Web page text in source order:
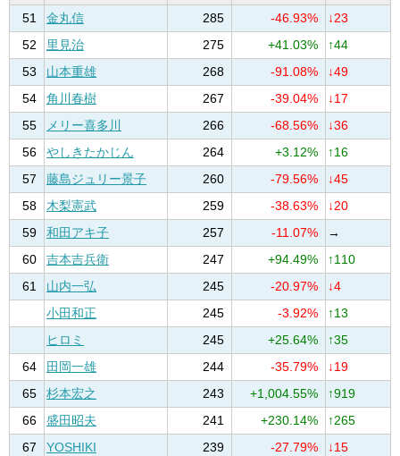
51
金丸信 285 -46.93%
↓23
52
里見治 275 +41.03%
↑44
53
山本重雄 268 -91.08%
↓49
54
角川春樹 267 -39.04%
↓17
55
メリー喜多川 266 -68.56%
↓36
56
やしきたかじん 264 +3.12%
↑16
57
藤島ジュリー景子 260 -79.56%
↓45
58
木梨憲武 259 -38.63%
↓20
59
和田アキ子 257 -11.07%
→
60
吉本吉兵衛 247 +94.49%
↑110
61
山内一弘 245 -20.97%
↓4
小田和正
245 -3.92%
↑13
ヒロミ
245 +25.64%
↑35
64
田岡一雄 244 -35.79%
↓19
65
杉本宏之 243 +1,004.55%
↑919
66
盛田昭夫 241 +230.14%
↑265
67
YOSHIKI 239 -27.79%
↓15